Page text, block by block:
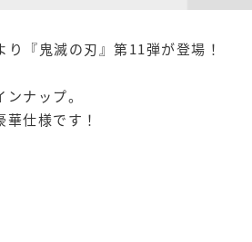
『鬼滅の刃』第11弾が登場！
ナップ。
仕様です！